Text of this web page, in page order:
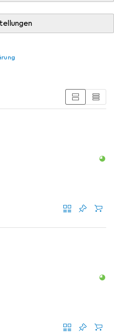
schwarz/grau aus